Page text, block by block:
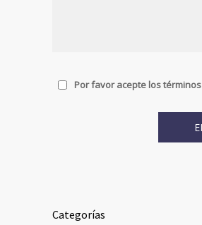
Por favor acepte los
Categorías